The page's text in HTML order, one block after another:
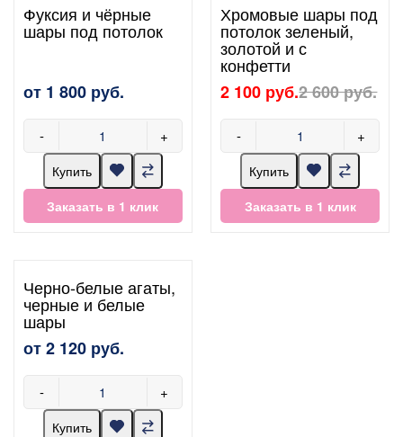
Фуксия и чёрные
шары под потолок
от 1 800 руб.
- +
Купить
Заказать в 1 клик
Хромовые шары под
потолок зеленый,
золотой и с
конфетти
2 100 руб.2 600 руб.
- +
Купить
Заказать в 1 клик
Черно-белые агаты,
черные и белые
шары
от 2 120 руб.
- +
Купить